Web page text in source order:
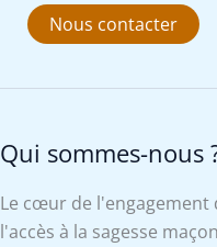
Nous contacter
Qui sommes-nous
Le cœur de l'engagement
l'accès à la sagesse